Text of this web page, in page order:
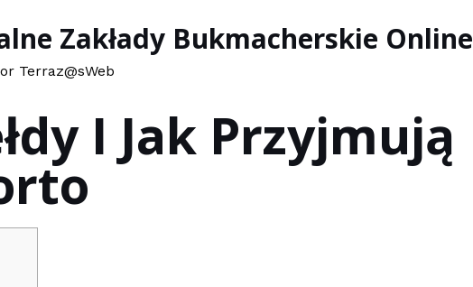
Zakłady Bukmacherskie Online
Terraz@sWeb
I Jak Przyjmują